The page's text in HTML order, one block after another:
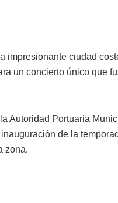
impresionante ciudad
un concierto único que
Autoridad Portuaria
de la
zona.